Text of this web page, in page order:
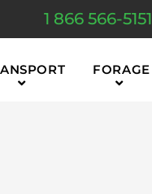
1 866 566-5151
FORAGE